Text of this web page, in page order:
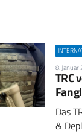
8. Januar
TRC
Das
&